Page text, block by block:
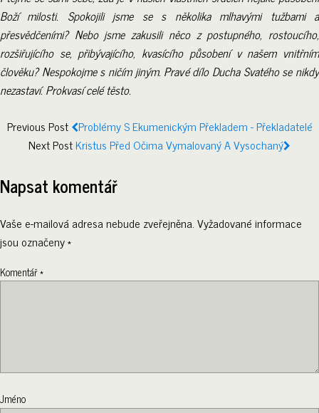
Boží milosti. Spokojili jsme se s několika mlhavými tužbami a
přesvědčeními? Nebo jsme zakusili něco z postupného, rostoucího,
rozšiřujícího se, přibývajícího, kvasícího působení v našem vnitřním
člověku? Nespokojme s ničím jiným. Pravé dílo Ducha Svatého se nikdy
nezastaví. Prokvasí celé těsto.
Previous Post Problémy S Ekumenickým Překladem - Překladatelé
Next PostKristus Před Očima Vymalovaný A Vysochaný
Napsat komentář
Vaše e-mailová adresa nebude zveřejněna.Vyžadované informace
jsou označeny*
Komentář*
Jméno